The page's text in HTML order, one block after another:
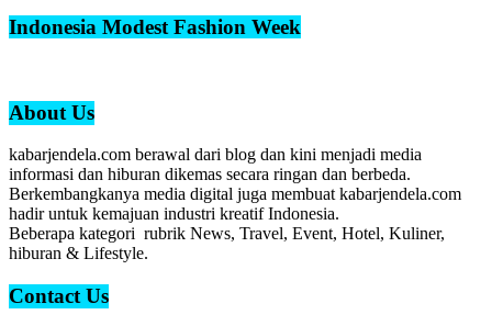
Indonesia Modest Fashion Week
About Us
kabarjendela.com berawal dari blog dan kini menjadi media
informasi dan hiburan dikemas secara ringan dan berbeda.
Berkembangkanya media digital juga membuat kabarjendela.com
hadir untuk kemajuan industri kreatif Indonesia.
Beberapa kategori rubrik News, Travel, Event, Hotel, Kuliner,
hiburan & Lifestyle.
Contact Us